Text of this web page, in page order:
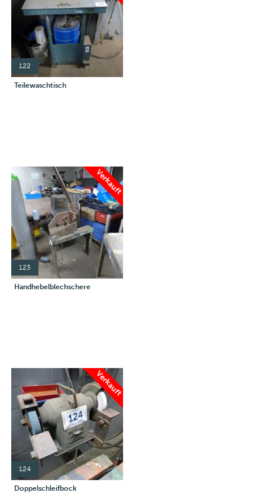
122
Teilewaschtisch
Verkauft
123
Handhebelblechschere
Verkauft
124
Doppelschleifbock